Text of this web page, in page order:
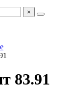
×
83.91